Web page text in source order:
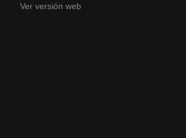
Ver versión web